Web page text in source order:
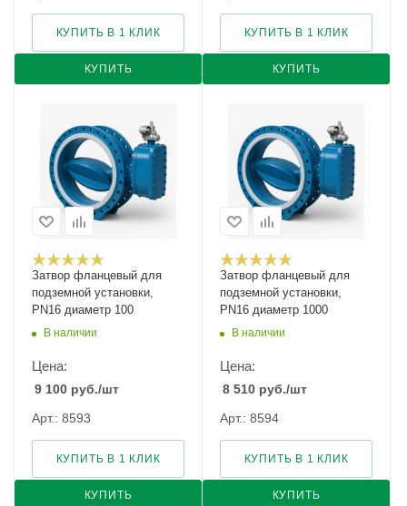
КУПИТЬ
КУПИТЬ В 1 КЛИК
КУПИТЬ
КУПИТЬ В 1 КЛИК
Затвор фланцевый для
подземной установки,
PN16 диаметр 100
В наличии
Цена:
9 100 руб./шт
Арт.: 8593
КУПИТЬ
КУПИТЬ В 1 КЛИК
Затвор фланцевый для
подземной установки,
PN16 диаметр 1000
В наличии
Цена:
8 510 руб./шт
Арт.: 8594
КУПИТЬ
КУПИТЬ В 1 КЛИК